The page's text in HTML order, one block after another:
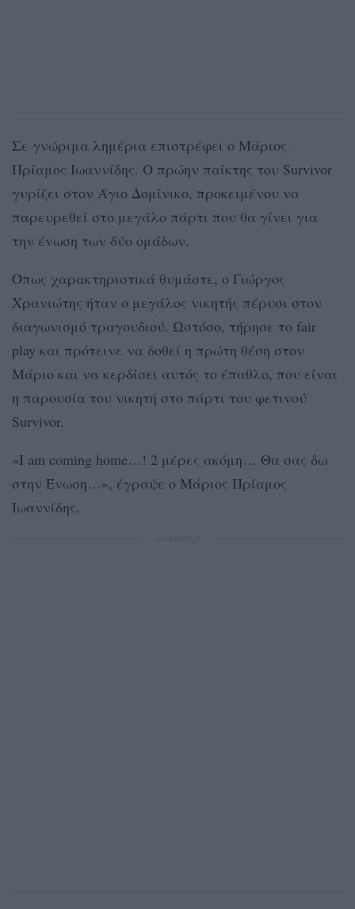
Σε γνώριμα λημέρια επιστρέφει ο Μάριος
Πρίαμος Ιωαννίδης. Ο πρώην παίκτης του Survivor
γυρίζει στον Άγιο Δομίνικο, προκειμένου να
παρευρεθεί στο μεγάλο πάρτι που θα γίνει για
την ένωση των δύο ομάδων.
Όπως χαρακτηριστικά θυμάστε, ο Γιώργος
Χρανιώτης ήταν ο μεγάλος νικητής πέρυσι στον
διαγωνισμό τραγουδιού. Ωστόσο, τήρησε το fair
play και πρότεινε να δοθεί η πρώτη θέση στον
Μάριο και να κερδίσει αυτός το έπαθλο, που είναι
η παρουσία του νικητή στο πάρτι του φετινού
Survivor.
«I am coming home…! 2 μέρες ακόμη… Θα σας δω
στην Ένωση…», έγραψε ο Μάριος Πρίαμος
Ιωαννίδης.